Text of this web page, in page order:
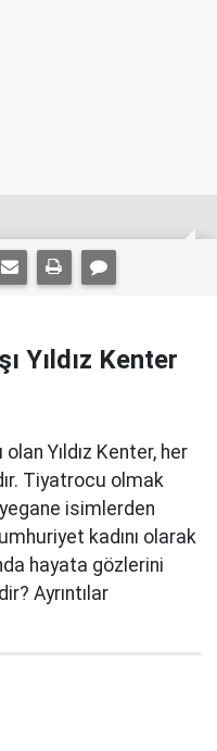
Yıldız Kenter
Yıldız Kenter, her
Tiyatrocu olmak
isimlerden
kadını olarak
hayata gözlerini
Ayrıntılar